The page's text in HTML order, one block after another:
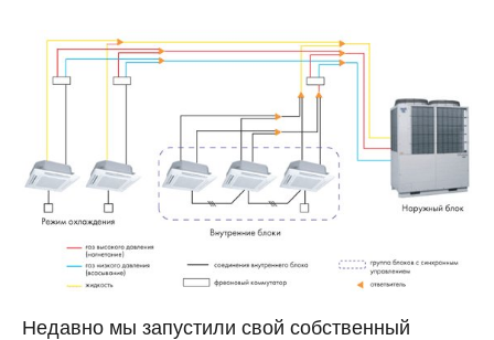
Недавно мы запустили свой собственный